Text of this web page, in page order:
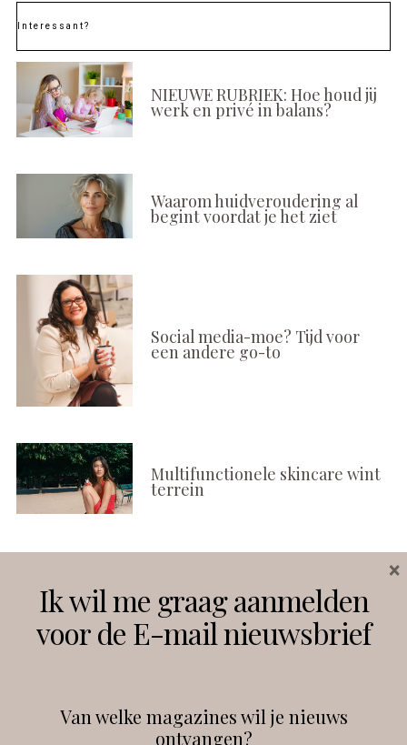
Interessant?
NIEUWE RUBRIEK: Hoe houd jij
werk en privé in balans?
Waarom huidveroudering al
begint voordat je het ziet
Social media-moe? Tijd voor
een andere go-to
Multifunctionele skincare wint
terrein
Instagram Facebook
Ik wil me graag aanmelden
voor de E-mail nieuwsbrief
Van welke magazines wil je nieuws
ontvangen?
×